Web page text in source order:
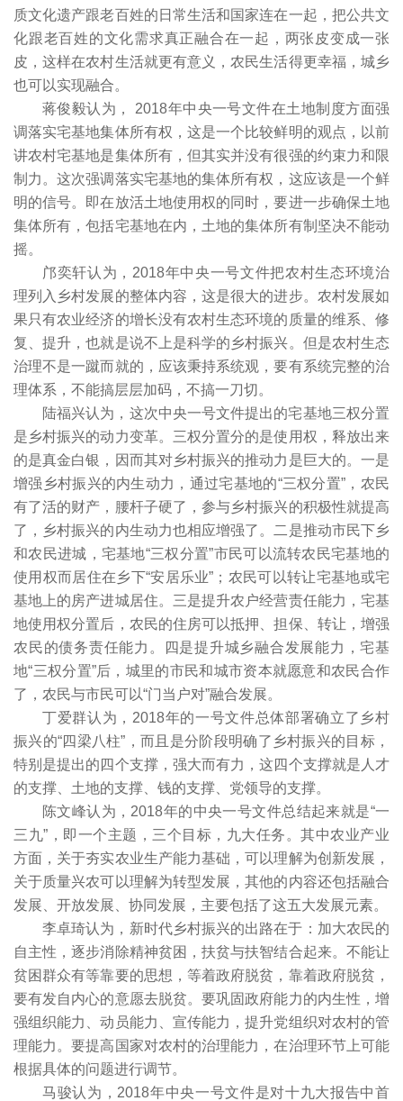
质文化遗产跟老百姓的日常生活和国家连在一起，把公共文
化跟老百姓的文化需求真正融合在一起，两张皮变成一张
皮，这样在农村生活就更有意义，农民生活得更幸福，城乡
也可以实现融合。
蒋俊毅认为， 2018年中央一号文件在土地制度方面强
调落实宅基地集体所有权，这是一个比较鲜明的观点，以前
讲农村宅基地是集体所有，但其实并没有很强的约束力和限
制力。这次强调落实宅基地的集体所有权，这应该是一个鲜
明的信号。即在放活土地使用权的同时，要进一步确保土地
集体所有，包括宅基地在内，土地的集体所有制坚决不能动
摇。
邝奕轩认为，2018年中央一号文件把农村生态环境治
理列入乡村发展的整体内容，这是很大的进步。农村发展如
果只有农业经济的增长没有农村生态环境的质量的维系、修
复、提升，也就是说不上是科学的乡村振兴。但是农村生态
治理不是一蹴而就的，应该秉持系统观，要有系统完整的治
理体系，不能搞层层加码，不搞一刀切。
陆福兴认为，这次中央一号文件提出的宅基地三权分置
是乡村振兴的动力变革。三权分置分的是使用权，释放出来
的是真金白银，因而其对乡村振兴的推动力是巨大的。一是
增强乡村振兴的内生动力，通过宅基地的“三权分置”，农民
有了活的财产，腰杆子硬了，参与乡村振兴的积极性就提高
了，乡村振兴的内生动力也相应增强了。二是推动市民下乡
和农民进城，宅基地“三权分置”市民可以流转农民宅基地的
使用权而居住在乡下“安居乐业”；农民可以转让宅基地或宅
基地上的房产进城居住。三是提升农户经营责任能力，宅基
地使用权分置后，农民的住房可以抵押、担保、转让，增强
农民的债务责任能力。四是提升城乡融合发展能力，宅基
地“三权分置”后，城里的市民和城市资本就愿意和农民合作
了，农民与市民可以“门当户对”融合发展。
丁爱群认为，2018年的一号文件总体部署确立了乡村
振兴的“四梁八柱”，而且是分阶段明确了乡村振兴的目标，
特别是提出的四个支撑，强大而有力，这四个支撑就是人才
的支撑、土地的支撑、钱的支撑、党领导的支撑。
陈文峰认为，2018年的中央一号文件总结起来就是“一
三九”，即一个主题，三个目标，九大任务。其中农业产业
方面，关于夯实农业生产能力基础，可以理解为创新发展，
关于质量兴农可以理解为转型发展，其他的内容还包括融合
发展、开放发展、协同发展，主要包括了这五大发展元素。
李卓琦认为，新时代乡村振兴的出路在于：加大农民的
自主性，逐步消除精神贫困，扶贫与扶智结合起来。不能让
贫困群众有等靠要的思想，等着政府脱贫，靠着政府脱贫，
要有发自内心的意愿去脱贫。要巩固政府能力的内生性，增
强组织能力、动员能力、宣传能力，提升党组织对农村的管
理能力。要提高国家对农村的治理能力，在治理环节上可能
根据具体的问题进行调节。
马骏认为，2018年中央一号文件是对十九大报告中首